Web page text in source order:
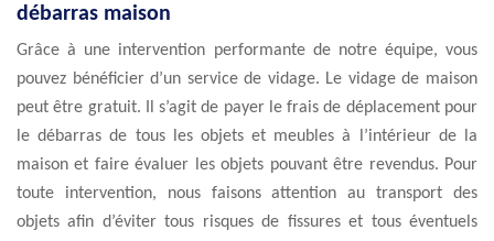
débarras maison
Grâce à une intervention performante de notre équipe, vous
pouvez bénéficier d’un service de vidage. Le vidage de maison
peut être gratuit. Il s’agit de payer le frais de déplacement pour
le débarras de tous les objets et meubles à l’intérieur de la
maison et faire évaluer les objets pouvant être revendus. Pour
toute intervention, nous faisons attention au transport des
objets afin d’éviter tous risques de fissures et tous éventuels